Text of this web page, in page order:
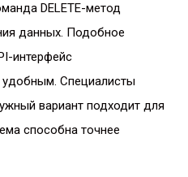
DELETE-метод
данных. Подобное
интерфейс
Специалисты
вариант подходит для
способна точнее